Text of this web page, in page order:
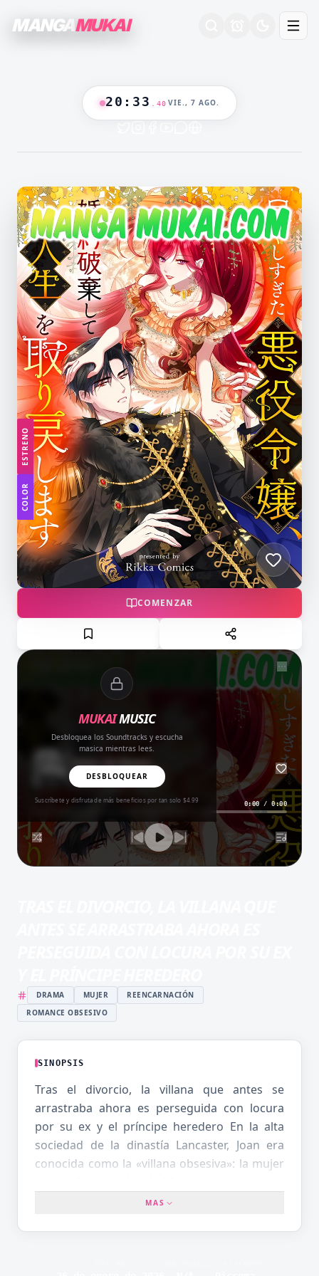
MANGA MUKAI
20 : 33 41 VIE., 7 AGO.
ESTRENO
COLOR
COMENZAR
MUKAIMUSIC
Desbloquea los Soundtracks y escucha
masica mientras lees.
DESBLOQUEAR
Suscríbete y disfruta de más beneficios por tan solo $4.99
Amor del Bueno
BALADA
0:00/0:00
DRAMA MUJER
REENCARNACIÓN
ROMANCE OBSESIVO
SINOPSIS
Tras el divorcio, la villana que antes se
arrastraba ahora es perseguida con locura
por su ex y el príncipe heredero En la alta
sociedad de la dinastía Lancaster, Joan era
conocida como la «villana obsesiva»: la mujer
descanso al conde Charles Pembroke —su
MAS